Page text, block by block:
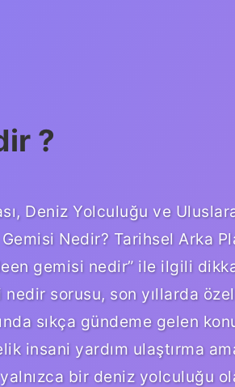
?
Deniz Yolculuğu ve
Nedir? Tarihsel Arka
gemisi nedir” ile ilgili
sorusu, son yıllarda
sıkça gündeme gelen
insani yardım ulaştırma
bir deniz yolculuğu